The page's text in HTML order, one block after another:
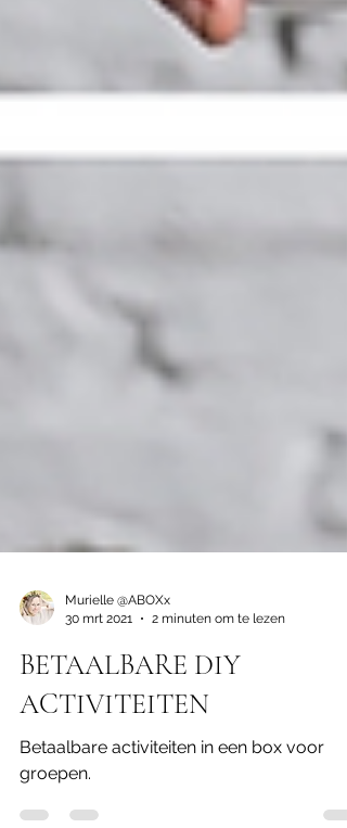
Murielle @ABOXx
BETAALBARE DIY
ACTIVITEITEN
Betaalbare activiteiten in een box voor